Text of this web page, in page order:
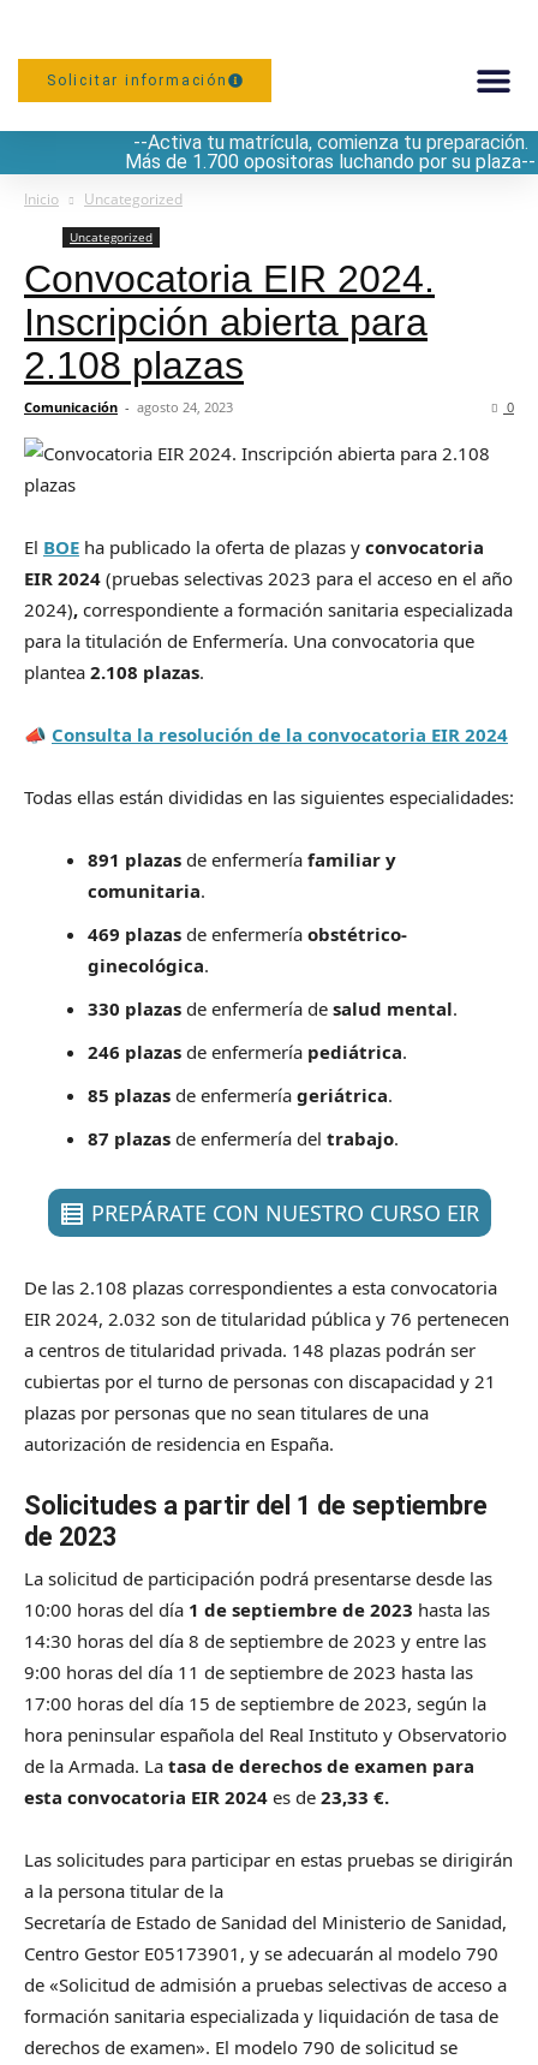
Solicitar información
--Activa tu matrícula, comienza tu preparación.
Más de 1.700 opositoras luchando por su plaza--
Inicio Uncategorized
Uncategorized
Convocatoria EIR 2024.
Inscripción abierta para
2.108 plazas
Comunicación - agosto 24, 2023 0
El BOE ha publicado la oferta de plazas y convocatoria
EIR 2024 (pruebas selectivas 2023 para el acceso en el año
2024), correspondiente a formación sanitaria especializada
para la titulación de Enfermería. Una convocatoria que
plantea 2.108 plazas.
📣 Consulta la resolución de la convocatoria EIR 2024
Todas ellas están divididas en las siguientes especialidades:
891 plazas de enfermería familiar y
comunitaria.
469 plazas de enfermería obstétrico-
ginecológica.
330 plazas de enfermería de salud mental.
246 plazas de enfermería pediátrica.
85 plazas de enfermería geriátrica.
87 plazas de enfermería del trabajo.
PREPÁRATE CON NUESTRO CURSO EIR
De las 2.108 plazas correspondientes a esta convocatoria
EIR 2024, 2.032 son de titularidad pública y 76 pertenecen
a centros de titularidad privada. 148 plazas podrán ser
cubiertas por el turno de personas con discapacidad y 21
plazas por personas que no sean titulares de una
autorización de residencia en España.
Solicitudes a partir del 1 de septiembre
de 2023
La solicitud de participación podrá presentarse desde las
10:00 horas del día 1 de septiembre de 2023 hasta las
14:30 horas del día 8 de septiembre de 2023 y entre las
9:00 horas del día 11 de septiembre de 2023 hasta las
17:00 horas del día 15 de septiembre de 2023, según la
hora peninsular española del Real Instituto y Observatorio
de la Armada. La tasa de derechos de examen para
esta convocatoria EIR 2024 es de 23,33 €.
Las solicitudes para participar en estas pruebas se dirigirán
a la persona titular de la
Secretaría de Estado de Sanidad del Ministerio de Sanidad,
Centro Gestor E05173901, y se adecuarán al modelo 790
de «Solicitud de admisión a pruebas selectivas de acceso a
formación sanitaria especializada y liquidación de tasa de
derechos de examen». El modelo 790 de solicitud se